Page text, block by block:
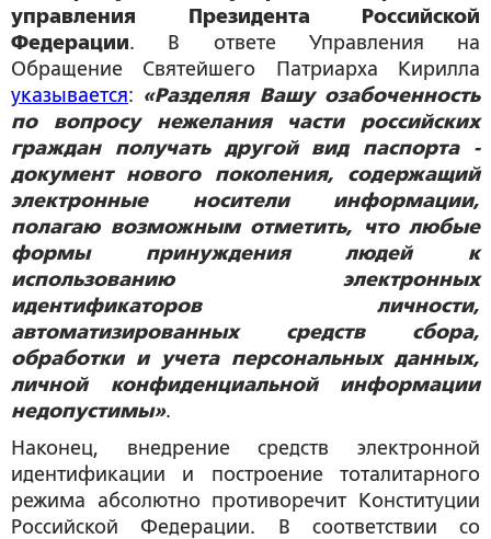
управления Президента Российской
Федерации. В ответе Управления на
Обращение Святейшего Патриарха Кирилла
указывается: «Разделяя Вашу озабоченность
по вопросу нежелания части российских
граждан получать другой вид паспорта -
документ нового поколения, содержащий
электронные носители информации,
полагаю возможным отметить, что любые
формы принуждения людей к
использованию электронных
идентификаторов личности,
автоматизированных средств сбора,
обработки и учета персональных данных,
личной конфиденциальной информации
недопустимы».
Наконец, внедрение средств электронной
идентификации и построение тоталитарного
режима абсолютно противоречит Конституции
Российской Федерации. В соответствии со